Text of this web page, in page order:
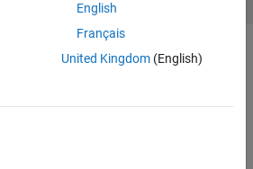
English
Français
United Kingdom(English)